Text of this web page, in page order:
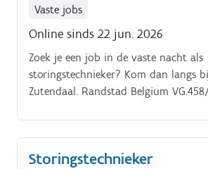
Vaste jobs
Online sinds 22 jun. 2026
Zoek je een job in de vaste nacht als
storingstechnieker? Kom dan langs
Zutendaal. Randstad Belgium
Storingstechnieker